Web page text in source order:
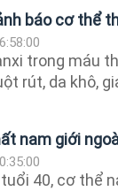
báo cơ thể
trong máu
rút, da khô,
nam giới
40, cơ thể